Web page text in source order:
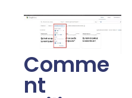
Comme
nt